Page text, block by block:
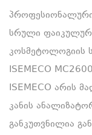
პროფესიონალური
სრული
კოსმეტოლოგიის
ISEMECO MC2600
ISEMECO არის
კანის
განკუთვნილია